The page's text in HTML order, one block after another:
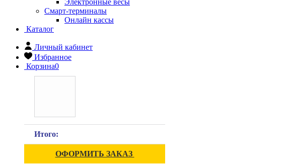
Электронные весы
Смарт-терминалы
Онлайн кассы
Каталог
Личный кабинет
Избранное
Корзина0
Итого:
ОФОРМИТЬ ЗАКАЗ